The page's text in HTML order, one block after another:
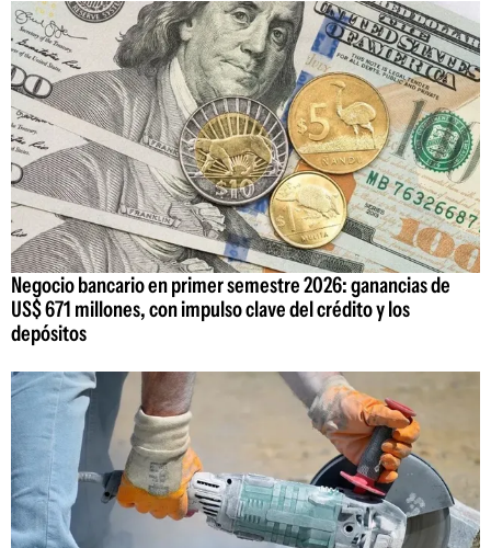
Negocio bancario en primer semestre 2026: ganancias de
US$ 671 millones, con impulso clave del crédito y los
depósitos